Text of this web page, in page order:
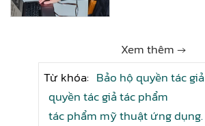
Xem thêm →
Từ khóa: Bảo hộ quyền tác giả
quyền tác giả tác phẩm
tác phẩm mỹ thuật ứng dụng.